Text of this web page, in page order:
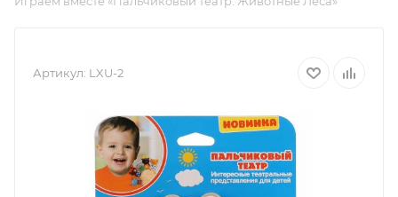
Артикул: LXU-2